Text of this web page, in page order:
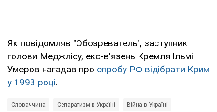
Як повідомляв "Обозреватель", заступник
голови Меджлісу, екс-в'язень Кремля Ільмі
Умеров нагадав про спробу РФ відібрати Крим
у 1993 році.
Словаччина Сепаратизм в Україні Війна в Україні